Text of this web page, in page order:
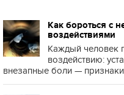
Как бороться с
воздействиями
Каждый человек
воздействию:
внезапные боли — признаки